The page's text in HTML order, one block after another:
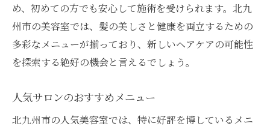
め、初めての方でも安心して施術を受けられます。北九
州市の美容室では、髪の美しさと健康を両立するための
多彩なメニューが揃っており、新しいヘアケアの可能性
を探索する絶好の機会と言えるでしょう。
人気サロンのおすすめメニュー
北九州市の人気美容室では、特に好評を博しているメニ